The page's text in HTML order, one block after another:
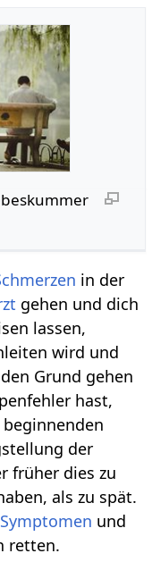
in der
gehen und dich
lassen,
wird und
Grund gehen
hast,
der
früher dies zu
als zu spät.
Symptomen und
retten.